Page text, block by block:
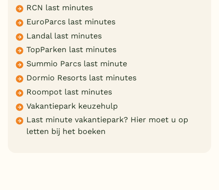
RCN last minutes
EuroParcs last minutes
Landal last minutes
TopParken last minutes
Summio Parcs last minute
Dormio Resorts last minutes
Roompot last minutes
Vakantiepark keuzehulp
Last minute vakantiepark? Hier moet u op
letten bij het boeken